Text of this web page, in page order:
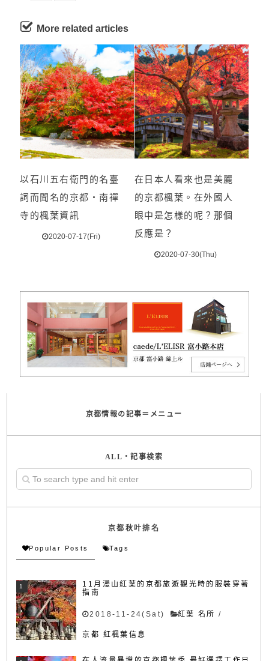
More related articles
以石川五右衛門的名臺
詞而聞名的京都・南禪
寺的楓葉資訊
2020-07-17(Fri)
在日本人看來也是美麗
的京都楓葉。在外國人
眼中是怎樣的呢？那個
反應是？
2020-07-30(Thu)
京都情報の記事＝メニュー
ALL・記事検索
京都秋叶排名
Popular Posts Tags
11月漫山紅葉的京都旅遊觀光時的服裝穿著
指南
2018-11-24(Sat) 紅葉 名所 /
京都 紅楓葉信息